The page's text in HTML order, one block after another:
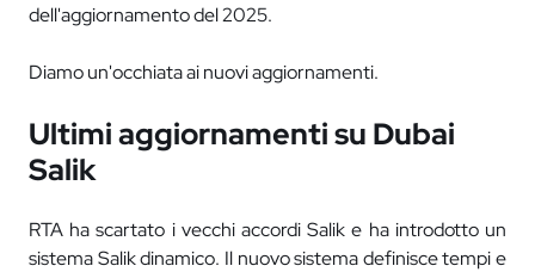
dell'aggiornamento del 2025.
Diamo un'occhiata ai nuovi aggiornamenti.
Ultimi aggiornamenti su Dubai
Salik
RTA ha scartato i vecchi accordi Salik e ha introdotto un
sistema Salik dinamico. Il nuovo sistema definisce tempi e